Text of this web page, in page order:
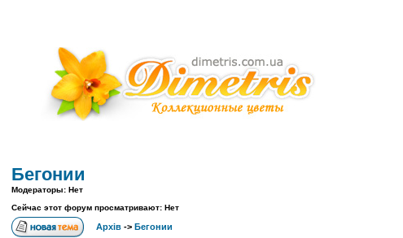
Бегонии
Модераторы: Нет
Сейчас этот форум просматривают: Нет
Архів -> Бегонии